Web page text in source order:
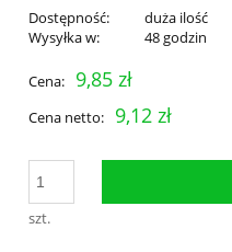
Dostępność:
duża ilość
Wysyłka w:
48 godzin
Cena: 9,85 zł
Cena netto: 9,12 zł
szt.